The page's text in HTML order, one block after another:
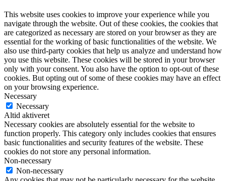
This website uses cookies to improve your experience while you
navigate through the website. Out of these cookies, the cookies that
are categorized as necessary are stored on your browser as they are
essential for the working of basic functionalities of the website. We
also use third-party cookies that help us analyze and understand how
you use this website. These cookies will be stored in your browser
only with your consent. You also have the option to opt-out of these
cookies. But opting out of some of these cookies may have an effect
on your browsing experience.
Necessary
Necessary
Altid aktiveret
Necessary cookies are absolutely essential for the website to
function properly. This category only includes cookies that ensures
basic functionalities and security features of the website. These
cookies do not store any personal information.
Non-necessary
Non-necessary